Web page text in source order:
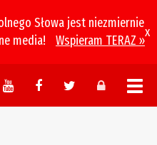
Słowa jest niezmiernie
media!
Wspieram TERAZ »
x